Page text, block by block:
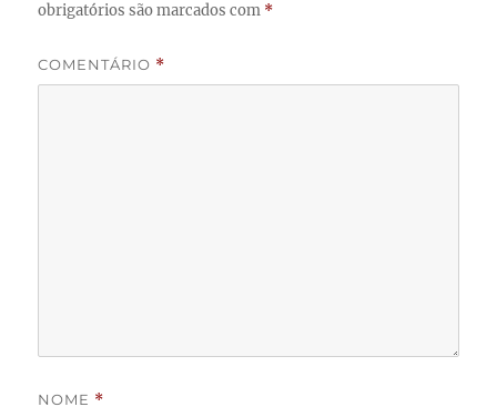
obrigatórios são marcados com *
COMENTÁRIO *
NOME *